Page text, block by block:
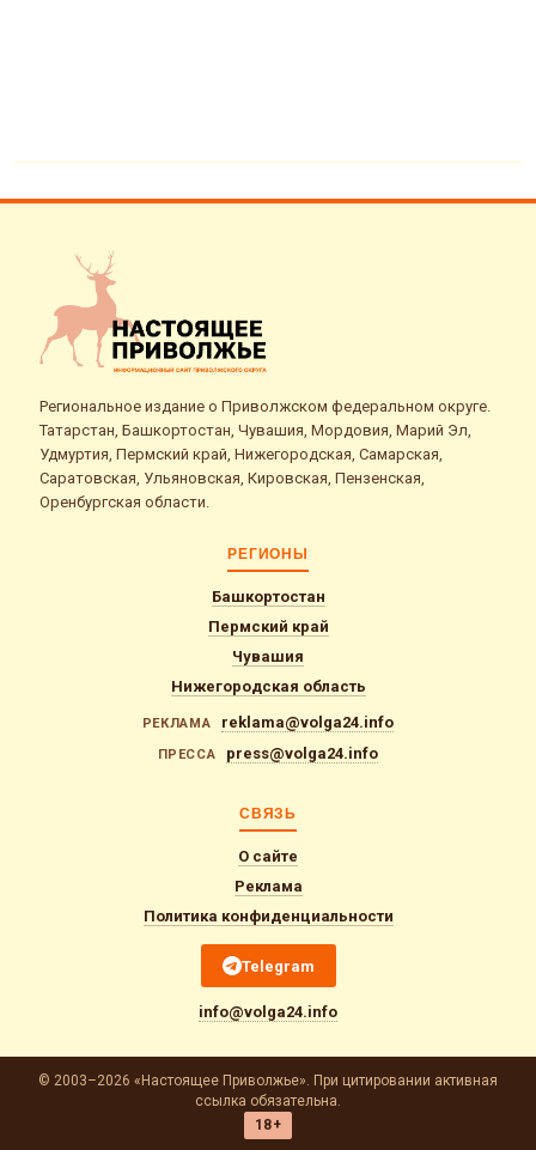
Региональное издание о Приволжском федеральном округе.
Татарстан, Башкортостан, Чувашия, Мордовия, Марий Эл,
Удмуртия, Пермский край, Нижегородская, Самарская,
Саратовская, Ульяновская, Кировская, Пензенская,
Оренбургская области.
РЕГИОНЫ
Башкортостан
Пермский край
Чувашия
Нижегородская область
РЕКЛАМА reklama@volga24.info
ПРЕССА press@volga24.info
СВЯЗЬ
О сайте
Реклама
Политика конфиденциальности
Telegram
info@volga24.info
© 2003–2026 «Настоящее Приволжье». При цитировании активная
ссылка обязательна.
18+